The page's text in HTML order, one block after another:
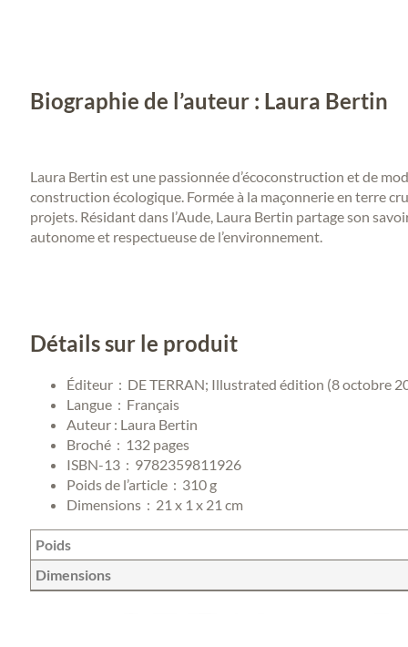
Biographie de l’auteur : Laura Bertin
Laura Bertin est une passionnée d’écoconstruction et de
construction écologique. Formée à la maçonnerie en terre
projets. Résidant dans l’Aude, Laura Bertin partage son
autonome et respectueuse de l’environnement.
Détails sur le produit
Éditeur ‏ : ‎ DE TERRAN; Illustrated édition (8 octobre
Langue ‏ : ‎ Français
Auteur : Laura Bertin
Broché ‏ : ‎ 132 pages
ISBN-13 ‏ : ‎ 9782359811926
Poids de l’article ‏ : ‎ 310 g
Dimensions ‏ : ‎ 21 x 1 x 21 cm
Poids
Dimensions